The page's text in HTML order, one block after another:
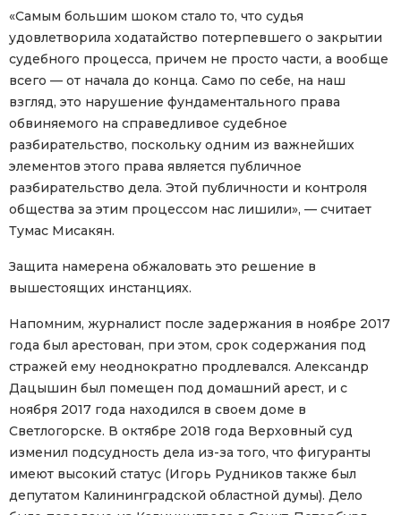
«Самым большим шоком стало то, что судья
удовлетворила ходатайство потерпевшего о закрытии
судебного процесса, причем не просто части, а вообще
всего — от начала до конца. Само по себе, на наш
взгляд, это нарушение фундаментального права
обвиняемого на справедливое судебное
разбирательство, поскольку одним из важнейших
элементов этого права является публичное
разбирательство дела. Этой публичности и контроля
общества за этим процессом нас лишили», — считает
Тумас Мисакян.
Защита намерена обжаловать это решение в
вышестоящих инстанциях.
Напомним, журналист после задержания в ноябре 2017
года был арестован, при этом, срок содержания под
стражей ему неоднократно продлевался. Александр
Дацышин был помещен под домашний арест, и с
ноября 2017 года находился в своем доме в
Светлогорске. В октябре 2018 года Верховный суд
изменил подсудность дела из-за того, что фигуранты
имеют высокий статус (Игорь Рудников также был
депутатом Калининградской областной думы). Дело